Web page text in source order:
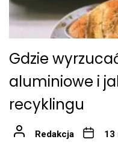
Gdzie
aluminiowe i
recyklingu
Redakcja 13